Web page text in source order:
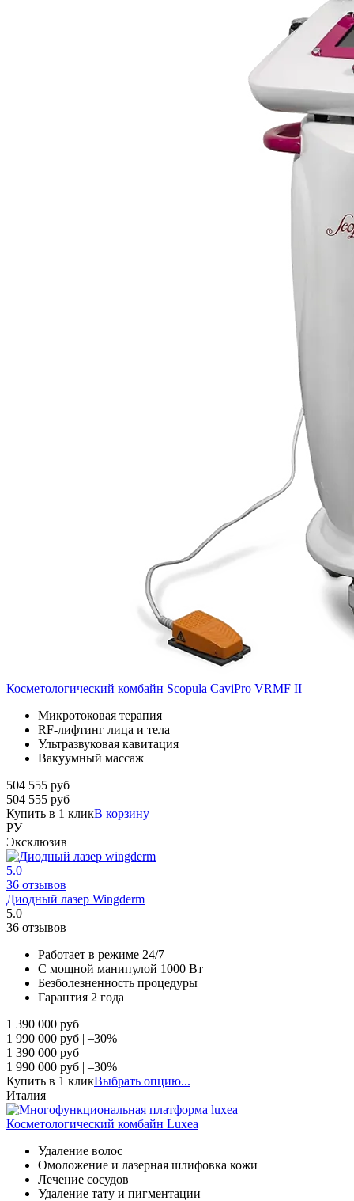
Косметологический комбайн Scopula CaviPro VRMF II
Микротоковая терапия
RF-лифтинг лица и тела
Ультразвуковая кавитация
Вакуумный массаж
504 555 руб
504 555 руб
Купить в 1 кликВ корзину
РУ
Эксклюзив
5.0
36 отзывов
Диодный лазер Wingderm
5.0
36 отзывов
Работает в режиме 24/7
С мощной манипулой 1000 Вт
Безболезненность процедуры
Гарантия 2 года
1 390 000 руб
1 990 000 руб | –30%
1 390 000 руб
1 990 000 руб | –30%
Купить в 1 кликВыбрать опцию...
Италия
Косметологический комбайн Luxea
Удаление волос
Омоложение и лазерная шлифовка кожи
Лечение сосудов
Удаление тату и пигментации